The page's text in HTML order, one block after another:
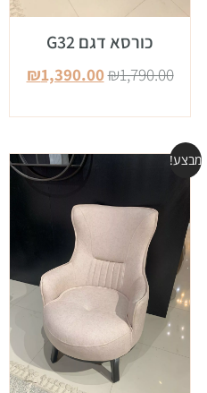
כורסא דגם G32
₪1,790.00
₪1,390.00
מבצע!